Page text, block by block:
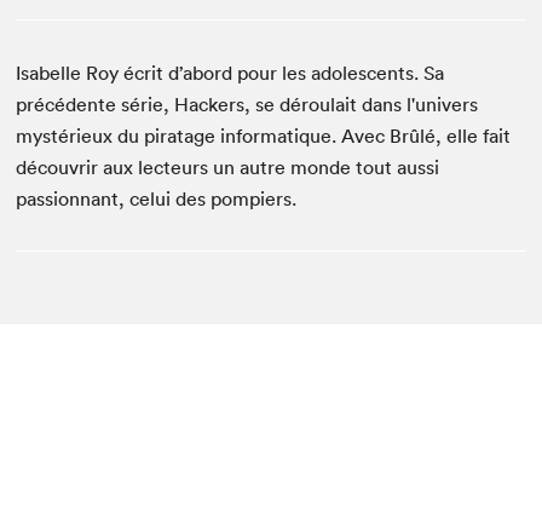
Isabelle Roy écrit d’abord pour les adolescents. Sa
précédente série, Hackers, se déroulait dans l'univers
mystérieux du piratage informatique. Avec Brûlé, elle fait
découvrir aux lecteurs un autre monde tout aussi
passionnant, celui des pompiers.